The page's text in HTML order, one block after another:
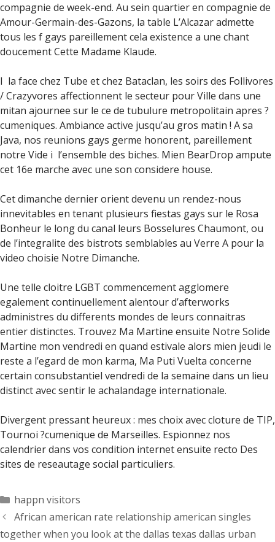
compagnie de week-end. Au sein quartier en compagnie de
Amour-Germain-des-Gazons, la table L’Alcazar admette
tous les f gays pareillement cela existence a une chant
doucement Cette Madame Klaude.
I la face chez Tube et chez Bataclan, les soirs des Follivores
/ Crazyvores affectionnent le secteur pour Ville dans une
mitan ajournee sur le ce de tubulure metropolitain apres ?
cumeniques. Ambiance active jusqu’au gros matin ! A sa
Java, nos reunions gays germe honorent, pareillement
notre Vide i l’ensemble des biches. Mien BearDrop ampute
cet 16e marche avec une son considere house.
Cet dimanche dernier orient devenu un rendez-nous
innevitables en tenant plusieurs fiestas gays sur le Rosa
Bonheur le long du canal leurs Bosselures Chaumont, ou
de l’integralite des bistrots semblables au Verre A pour la
video choisie Notre Dimanche.
Une telle cloitre LGBT commencement agglomere
egalement continuellement alentour d’afterworks
administres du differents mondes de leurs connaitras
entier distinctes. Trouvez Ma Martine ensuite Notre Solide
Martine mon vendredi en quand estivale alors mien jeudi le
reste a l’egard de mon karma, Ma Puti Vuelta concerne
certain consubstantiel vendredi de la semaine dans un lieu
distinct avec sentir le achalandage internationale.
Divergent pressant heureux : mes choix avec cloture de TIP,
Tournoi ?cumenique de Marseilles. Espionnez nos
calendrier dans vos condition internet ensuite recto Des
sites de reseautage social particuliers.
Categorías
happn visitors
African american rate relationship american singles
together when you look at the dallas texas dallas urban